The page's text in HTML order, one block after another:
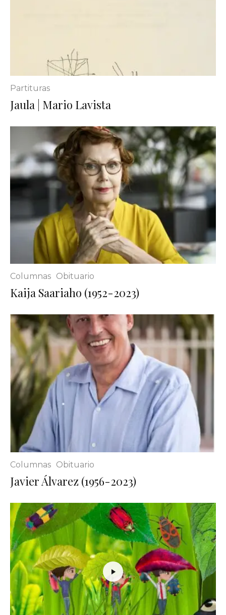
Partituras
Jaula | Mario Lavista
Columnas Obituario
Kaija Saariaho (1952-2023)
Columnas Obituario
Javier Álvarez (1956-2023)